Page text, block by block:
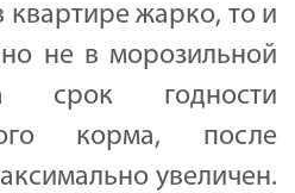
квартире жарко, то и
не в морозильной
срок годности
корма, после
увеличен.